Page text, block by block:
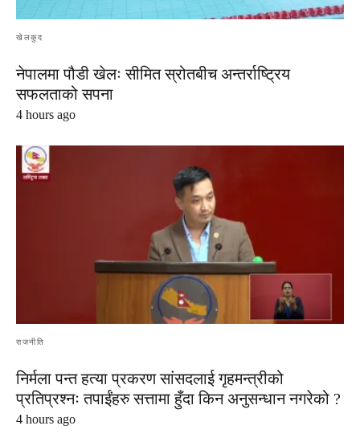
खेलकुद
नेपालमा पौडी खेलः सीमित स्रोतबीच अन्तर्राष्ट्रिय
सफलताको सपना
4 hours ago
राजनीति
निर्मला पन्त हत्या प्रकरण सांसदलाई गृहमन्त्रीको
प्रतिप्रश्नः तपाईंहरु सत्तामा हुँदा किन अनुसन्धान नगरेको ?
4 hours ago